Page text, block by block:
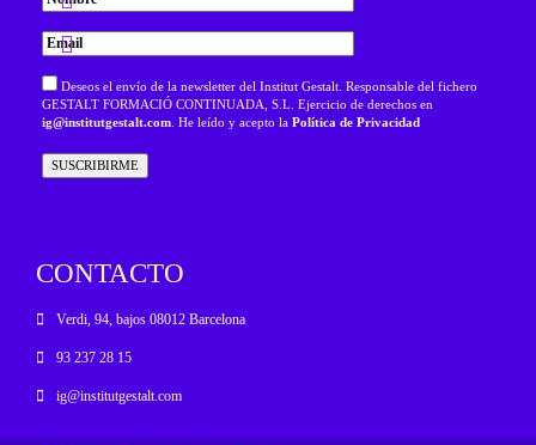
Deseos el envío de la newsletter del Institut Gestalt. Responsable del fichero
GESTALT FORMACIÓ CONTINUADA, S.L. Ejercicio de derechos en
ig@institutgestalt.com . He leído y acepto la Política de Privacidad
CONTACTO
Verdi, 94, bajos 08012 Barcelona
93 237 28 15
ig@institutgestalt.com